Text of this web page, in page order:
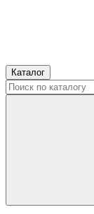
Каталог